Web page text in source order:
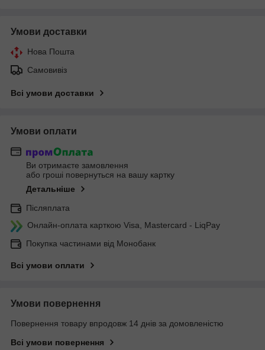
Умови доставки
Нова Пошта
Самовивіз
Всі умови доставки
Умови оплати
Ви отримаєте замовлення
або гроші повернуться на вашу картку
Детальніше
Післяплата
Онлайн-оплата карткою Visa, Mastercard - LiqPay
Покупка частинами від Монобанк
Всі умови оплати
Умови повернення
Повернення товару впродовж 14 днів за домовленістю
Всі умови повернення